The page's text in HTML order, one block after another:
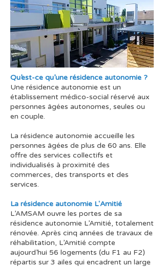
Qu’est-ce qu’une résidence autonomie ?
Une résidence autonomie est un
établissement médico-social réservé aux
personnes âgées autonomes, seules ou
en couple.
La résidence autonomie accueille les
personnes âgées de plus de 60 ans. Elle
offre des services collectifs et
individualisés à proximité des
commerces, des transports et des
services.
La résidence autonomie L'Amitié
L’AMSAM ouvre les portes de sa
résidence autonomie L’Amitié, totalement
rénovée. Après cinq années de travaux de
réhabilitation, L’Amitié compte
aujourd’hui 56 logements (du F1 au F2)
répartis sur 3 ailes qui encadrent un large